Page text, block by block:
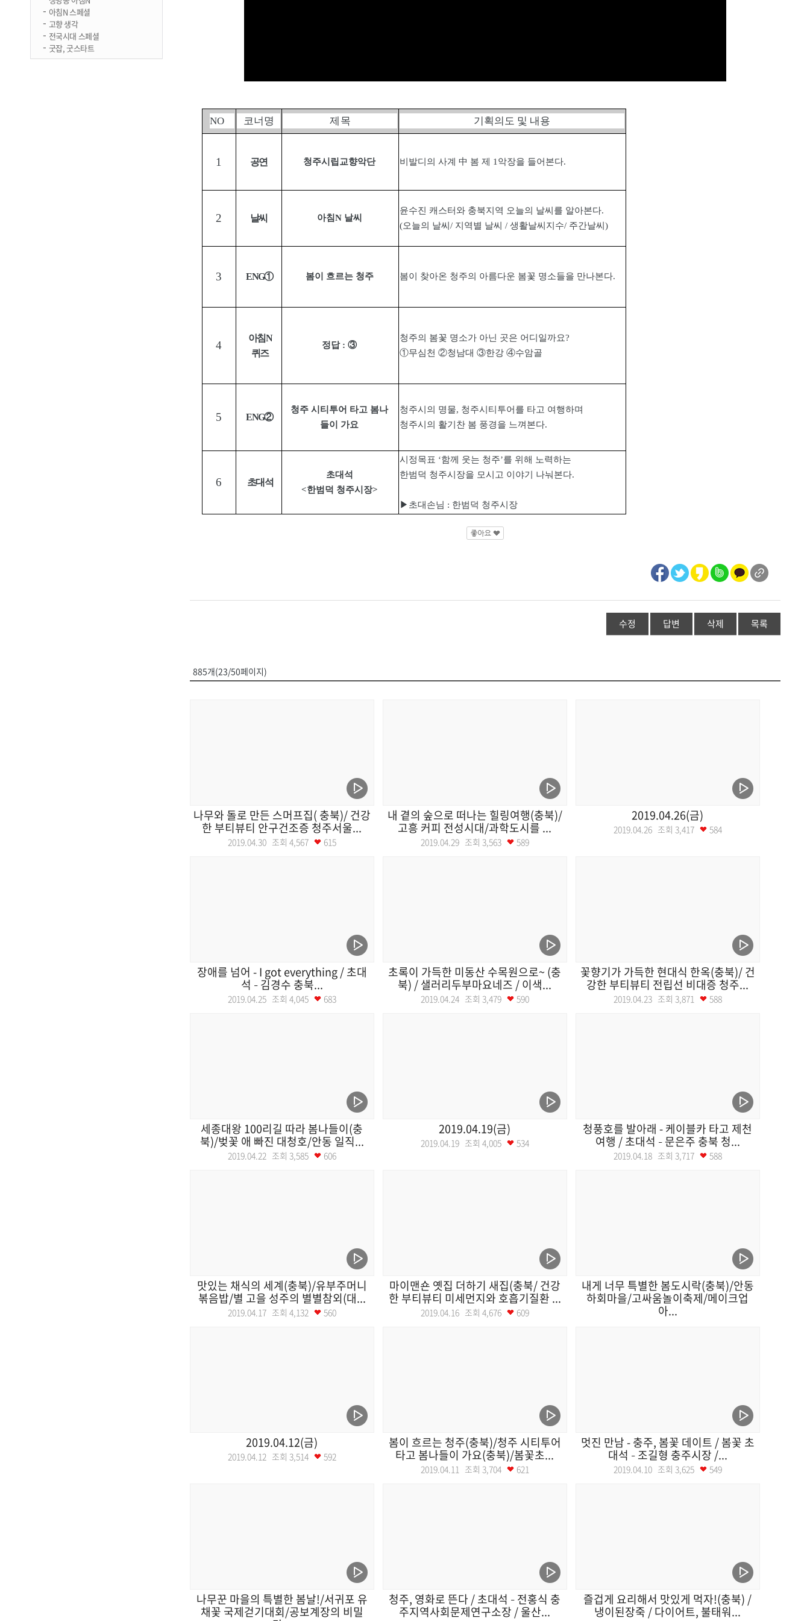
아침N 스페셜
고향 생각
전국시대 스페셜
굿잡, 굿스타트
NO 코너명 제 목 기획의도 및 내용
1 공연 청주시립교향악단 비발디의 사계中 봄 제 1 악장을 들어본다.
2 날씨 아침N 날씨
윤수진 캐스터와 충북지역 오늘의 날씨를 알아본다.
(오늘의 날씨/ 지역별 날씨/생활날씨지수/ 주간날씨)
3 ENG① 봄이 흐르는 청주 봄이 찾아온 청주의 아름다운 봄꽃 명소들을 만나본다.
4
아침N
퀴즈
정답 : ③
청주의 봄꽃 명소가 아닌 곳은 어디일까요?
①무심천②청남대③한강④수암골
5 ENG②
청주 시티투어 타고 봄나
들이 가요
청주시의 명물, 청주시티투어를 타고 여행하며
청주시의 활기찬 봄 풍경을 느껴본다.
6 초대석
초대석
<한범덕 청주시장>
시정목표 ‘함께 웃는 청주’를 위해 노력하는
한범덕 청주시장을 모시고 이야기 나눠본다.
▶ 초대손님 : 한범덕 청주시장
수정 답변 삭제 목록
885개(23/50페이지)
나무와 돌로 만든 스머프집( 충북)/ 건강
한 부티뷰티 안구건조증 청주서울...
2019.04.30 조회 4,567 615
내 곁의 숲으로 떠나는 힐링여행(충북)/
고흥 커피 전성시대/과학도시를 ...
2019.04.29 조회 3,563 589
2019.04.26(금)
2019.04.26 조회 3,417 584
장애를 넘어 - I got everything / 초대
석 – 김경수 충북...
2019.04.25 조회 4,045 683
초록이 가득한 미동산 수목원으로~ (충
북) / 샐러리두부마요네즈 / 이색...
2019.04.24 조회 3,479 590
꽃향기가 가득한 현대식 한옥(충북)/ 건
강한 부티뷰티 전립선 비대증 청주...
2019.04.23 조회 3,871 588
세종대왕 100리길 따라 봄나들이(충
북)/벚꽃 애 빠진 대청호/안동 일직...
2019.04.22 조회 3,585 606
2019.04.19(금)
2019.04.19 조회 4,005 534
청풍호를 발아래 - 케이블카 타고 제천
여행 / 초대석 – 문은주 충북 청...
2019.04.18 조회 3,717 588
맛있는 채식의 세계(충북)/유부주머니
볶음밥/별 고을 성주의 별별참외(대...
2019.04.17 조회 4,132 560
마이맨숀 옛집 더하기 새집(충북/ 건강
한 부티뷰티 미세먼지와 호흡기질환 ...
2019.04.16 조회 4,676 609
내게 너무 특별한 봄도시락(충북)/안동
하회마을/고싸움놀이축제/메이크업
아...
2019.04.12(금)
2019.04.12 조회 3,514 592
봄이 흐르는 청주(충북)/청주 시티투어
타고 봄나들이 가요(충북)/봄꽃초...
2019.04.11 조회 3,704 621
멋진 만남 - 충주, 봄꽃 데이트 / 봄꽃 초
대석 – 조길형 충주시장 /...
2019.04.10 조회 3,625 549
나무꾼 마을의 특별한 봄날!/서귀포 유
채꽃 국제걷기대회/공보계장의 비밀
청주, 영화로 뜬다 / 초대석 – 전홍식 충
주지역사회문제연구소장 / 울산...
즐겁게 요리해서 맛있게 먹자!(충북) /
냉이된장죽 / 다이어트, 불태워...